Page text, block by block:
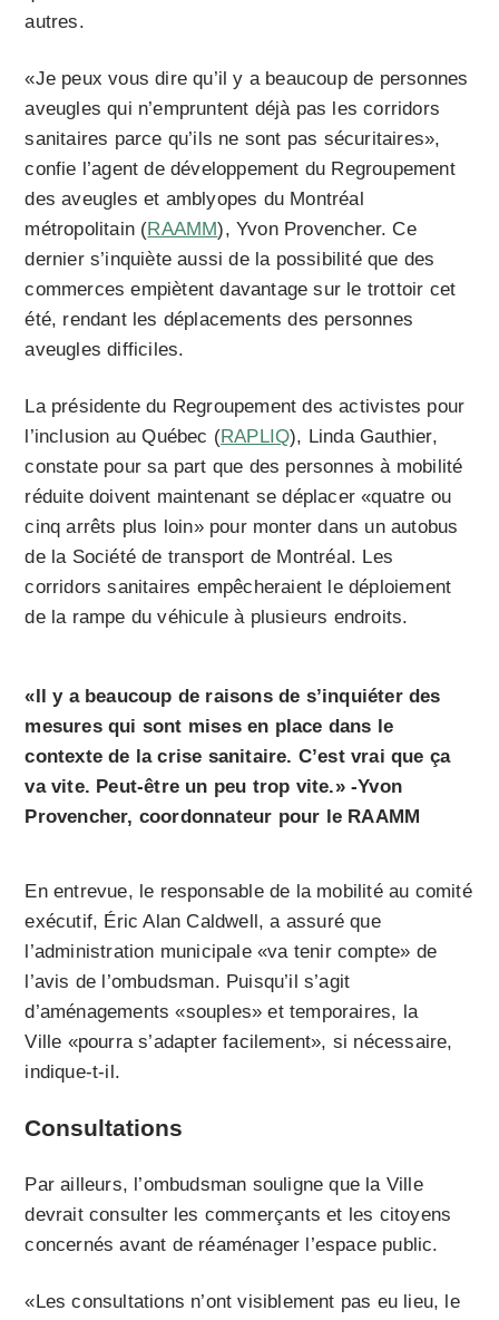
autres.
«Je peux vous dire qu’il y a beaucoup de personnes
aveugles qui n’empruntent déjà pas les corridors
sanitaires parce qu’ils ne sont pas sécuritaires»,
confie l’agent de développement du Regroupement
des aveugles et amblyopes du Montréal
métropolitain (RAAMM), Yvon Provencher. Ce
dernier s’inquiète aussi de la possibilité que des
commerces empiètent davantage sur le trottoir cet
été, rendant les déplacements des personnes
aveugles difficiles.
La présidente du Regroupement des activistes pour
l’inclusion au Québec (RAPLIQ), Linda Gauthier,
constate pour sa part que des personnes à mobilité
réduite doivent maintenant se déplacer «quatre ou
cinq arrêts plus loin» pour monter dans un autobus
de la Société de transport de Montréal. Les
corridors sanitaires empêcheraient le déploiement
de la rampe du véhicule à plusieurs endroits.
«Il y a beaucoup de raisons de s’inquiéter des
mesures qui sont mises en place dans le
contexte de la crise sanitaire. C’est vrai que ça
va vite. Peut-être un peu trop vite.» -Yvon
Provencher, coordonnateur pour le RAAMM
En entrevue, le responsable de la mobilité au comité
exécutif, Éric Alan Caldwell, a assuré que
l’administration municipale «va tenir compte» de
l’avis de l’ombudsman. Puisqu’il s’agit
d’aménagements «souples» et temporaires, la
Ville «pourra s’adapter facilement», si nécessaire,
indique-t-il.
Consultations
Par ailleurs, l’ombudsman souligne que la Ville
devrait consulter les commerçants et les citoyens
concernés avant de réaménager l’espace public.
«Les consultations n’ont visiblement pas eu lieu, le